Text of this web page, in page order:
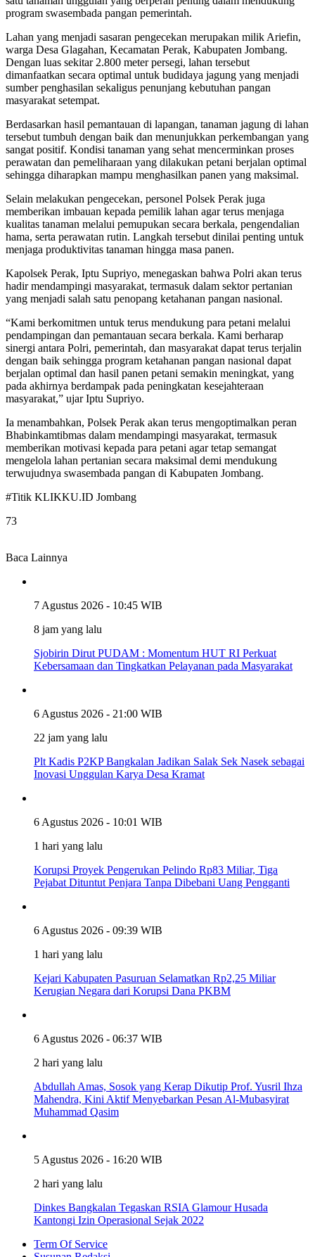
program swasembada pangan pemerintah.
Lahan yang menjadi sasaran pengecekan merupakan milik Ariefin,
warga Desa Glagahan, Kecamatan Perak, Kabupaten Jombang.
Dengan luas sekitar 2.800 meter persegi, lahan tersebut
dimanfaatkan secara optimal untuk budidaya jagung yang menjadi
sumber penghasilan sekaligus penunjang kebutuhan pangan
masyarakat setempat.
Berdasarkan hasil pemantauan di lapangan, tanaman jagung di lahan
tersebut tumbuh dengan baik dan menunjukkan perkembangan yang
sangat positif. Kondisi tanaman yang sehat mencerminkan proses
perawatan dan pemeliharaan yang dilakukan petani berjalan optimal
sehingga diharapkan mampu menghasilkan panen yang maksimal.
Selain melakukan pengecekan, personel Polsek Perak juga
memberikan imbauan kepada pemilik lahan agar terus menjaga
kualitas tanaman melalui pemupukan secara berkala, pengendalian
hama, serta perawatan rutin. Langkah tersebut dinilai penting untuk
menjaga produktivitas tanaman hingga masa panen.
Kapolsek Perak, Iptu Supriyo, menegaskan bahwa Polri akan terus
hadir mendampingi masyarakat, termasuk dalam sektor pertanian
yang menjadi salah satu penopang ketahanan pangan nasional.
“Kami berkomitmen untuk terus mendukung para petani melalui
pendampingan dan pemantauan secara berkala. Kami berharap
sinergi antara Polri, pemerintah, dan masyarakat dapat terus terjalin
dengan baik sehingga program ketahanan pangan nasional dapat
berjalan optimal dan hasil panen petani semakin meningkat, yang
pada akhirnya berdampak pada peningkatan kesejahteraan
masyarakat,” ujar Iptu Supriyo.
Ia menambahkan, Polsek Perak akan terus mengoptimalkan peran
Bhabinkamtibmas dalam mendampingi masyarakat, termasuk
memberikan motivasi kepada para petani agar tetap semangat
mengelola lahan pertanian secara maksimal demi mendukung
terwujudnya swasembada pangan di Kabupaten Jombang.
#Titik KLIKKU.ID Jombang
73
Baca Lainnya
7 Agustus 2026 - 10:45 WIB
8 jam yang lalu
Sjobirin Dirut PUDAM : Momentum HUT RI Perkuat
Kebersamaan dan Tingkatkan Pelayanan pada Masyarakat
6 Agustus 2026 - 21:00 WIB
22 jam yang lalu
Plt Kadis P2KP Bangkalan Jadikan Salak Sek Nasek sebagai
Inovasi Unggulan Karya Desa Kramat
6 Agustus 2026 - 10:01 WIB
1 hari yang lalu
Korupsi Proyek Pengerukan Pelindo Rp83 Miliar, Tiga
Pejabat Dituntut Penjara Tanpa Dibebani Uang Pengganti
6 Agustus 2026 - 09:39 WIB
1 hari yang lalu
Kejari Kabupaten Pasuruan Selamatkan Rp2,25 Miliar
Kerugian Negara dari Korupsi Dana PKBM
6 Agustus 2026 - 06:37 WIB
2 hari yang lalu
Abdullah Amas, Sosok yang Kerap Dikutip Prof. Yusril Ihza
Mahendra, Kini Aktif Menyebarkan Pesan Al-Mubasyirat
Muhammad Qasim
5 Agustus 2026 - 16:20 WIB
2 hari yang lalu
Dinkes Bangkalan Tegaskan RSIA Glamour Husada
Kantongi Izin Operasional Sejak 2022
Term Of Service